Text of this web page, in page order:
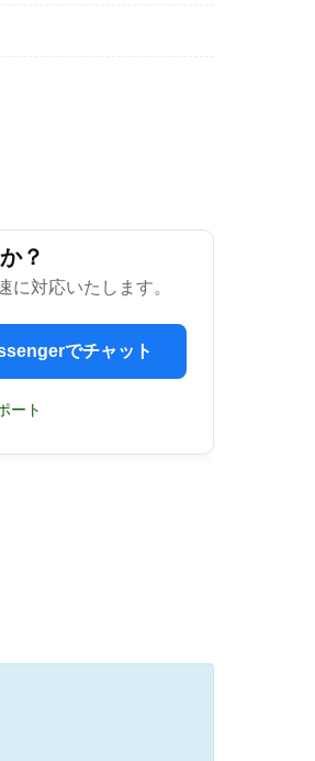
？
に対応いたします。
でチャット
ート